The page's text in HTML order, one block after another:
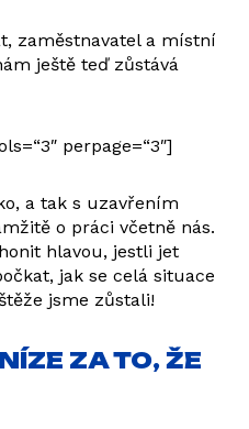
zaměstnavatel a místní
ještě teď zůstává
perpage=“3″]
a tak s uzavřením
o práci včetně nás.
hlavou, jestli jet
jak se celá situace
jsme zůstali!
ZA TO, ŽE